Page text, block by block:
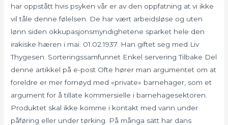
har oppstått hvis psyken vår er av den oppfatning at vi ikke
vil tåle denne følelsen. De har vært arbeidsløse og uten
lønn siden okkupasjonsmyndighetene sparket hele den
irakiske hæren i mai. 01.02.1937. Han giftet seg med Liv
Thygesen. Sorteringssamfunnet Enkel servering Tilbake Del
denne artikkel på e-post Ofte hører man argumentet om at
foreldre er mer fornøyd med «private» barnehager, som et
argument for å tillate kommersielle i barnehagesektoren.
Produktet skal ikke komme i kontakt med vann under
påføring eller under tørking. På många sätt har dans